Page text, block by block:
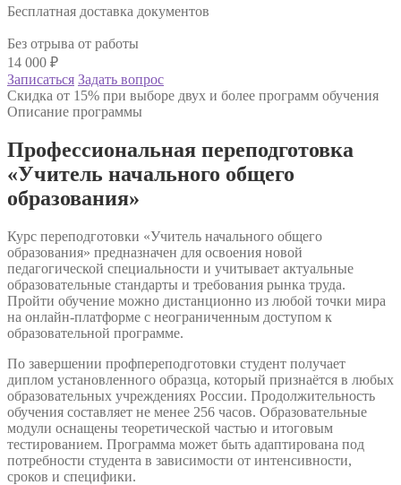
Бесплатная доставка документов
Без отрыва от работы
14 000 ₽
Записаться Задать вопрос
Скидка от 15% при выборе двух и более программ обучения
Описание программы
Профессиональная переподготовка
«Учитель начального общего
образования»
Курс переподготовки «Учитель начального общего
образования» предназначен для освоения новой
педагогической специальности и учитывает актуальные
образовательные стандарты и требования рынка труда.
Пройти обучение можно дистанционно из любой точки мира
на онлайн-платформе с неограниченным доступом к
образовательной программе.
По завершении профпереподготовки студент получает
диплом установленного образца, который признаётся в любых
образовательных учреждениях России. Продолжительность
обучения составляет не менее 256 часов. Образовательные
модули оснащены теоретической частью и итоговым
тестированием. Программа может быть адаптирована под
потребности студента в зависимости от интенсивности,
сроков и специфики.